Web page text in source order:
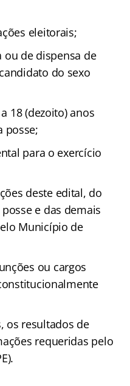
eleitorais;
de dispensa de
do sexo
18 (dezoito) anos
posse;
para o exercício
deste edital, do
e das demais
Município de
ou cargos
os resultados de
requeridas pelo